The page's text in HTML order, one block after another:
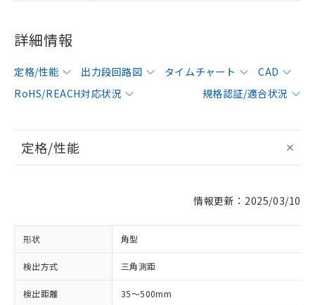
詳細情報
定格/性能 出力段回路図 タイムチャート
CAD
RoHS/REACH対応状況
規格認証/適合状況
定格/性能
情報更新：2025/03/10
形状 角型
検出方式 三角測距
検出距離 35～500mm